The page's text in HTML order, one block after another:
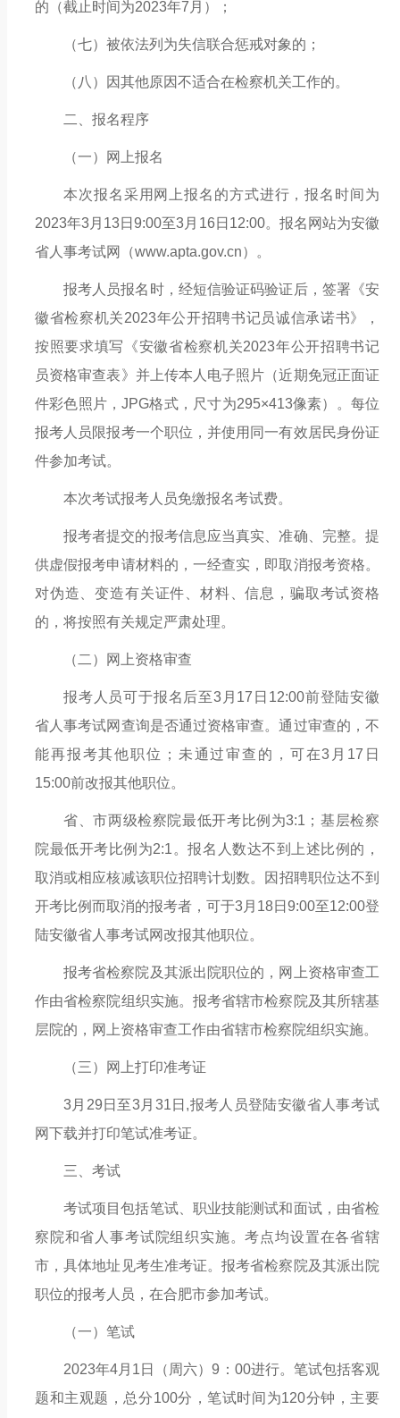
的 （截止时间为2023年7月） ；
（七）被依法列为失信联合惩戒对象的；
（八）因其他原因不适合在检察机关工作的。
二、报名程序
（一）网上报名
本次报名采用网上报名的方式进行，报名时间为
2023年3月13日9:00至3月16日12:00。报名网站为安徽
省人事考试网（www.apta.gov.cn）。
报考人员报名时，经短信验证码验证后，签署《安
徽省检察机关2023年公开招聘书记员诚信承诺书》，
按照要求填写《安徽省检察机关2023年公开招聘书记
员资格审查表》并上传本人电子照片（近期免冠正面证
件彩色照片，JPG格式，尺寸为295×413像素）。每位
报考人员限报考一个职位，并使用同一有效居民身份证
件参加考试。
本次考试报考人员免缴报名考试费。
报考者提交的报考信息应当真实、准确、完整。提
供虚假报考申请材料的，一经查实，即取消报考资格。
对伪造、变造有关证件、材料、信息，骗取考试资格
的，将按照有关规定严肃处理。
（二）网上资格审查
报考人员可于报名后至3月17日12:00前登陆安徽
省人事考试网查询是否通过资格审查。通过审查的，不
能再报考其他职位；未通过审查的，可在3月17日
15:00前改报其他职位。
省、市两级检察院最低开考比例为3:1；基层检察
院最低开考比例为2:1。报名人数达不到上述比例的，
取消或相应核减该职位招聘计划数。 因招聘职位达不到
开考比例而取消的报考者， 可于3月18日9:00至12:00登
陆安徽省人事考试网改报其他职位。
报考省检察院及其派出院职位的，网上资格审查工
作由省检察院组织实施。报考省辖市检察院及其所辖基
层院的，网上资格审查工作由省辖市检察院组织实施。
（三）网上打印准考证
3月29日至3月31日,报考人员登陆安徽省人事考试
网下载并打印笔试准考证。
三、考试
考试项目包括笔试、职业技能测试和面试，由省检
察院和省人事考试院组织实施。考点均设置在各省辖
市，具体地址见考生准考证。报考省检察院及其派出院
职位的报考人员，在合肥市参加考试。
（一）笔试
2023年4月1日（周六）9：00进行。笔试包括客观
题和主观题，总分100分，笔试时间为120分钟，主要